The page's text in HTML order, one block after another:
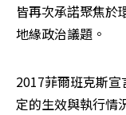
皆再次承諾聚焦於
地緣政治議題。
2017菲爾班克斯
定的生效與執行情